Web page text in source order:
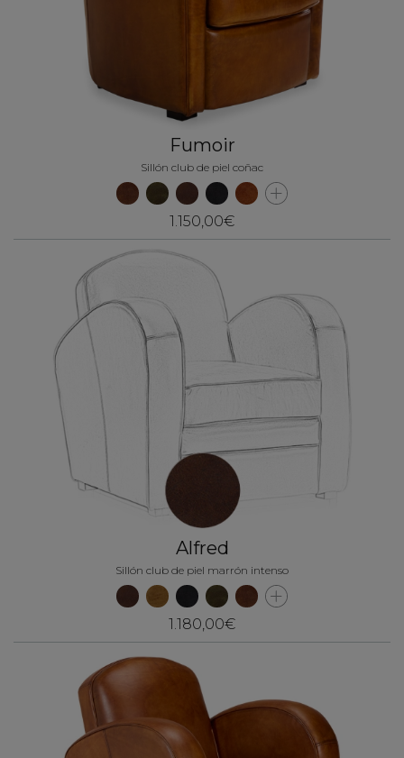
Fumoir
Sillón club de piel coñac
1.150,00€
Alfred
Sillón club de piel marrón intenso
1.180,00€